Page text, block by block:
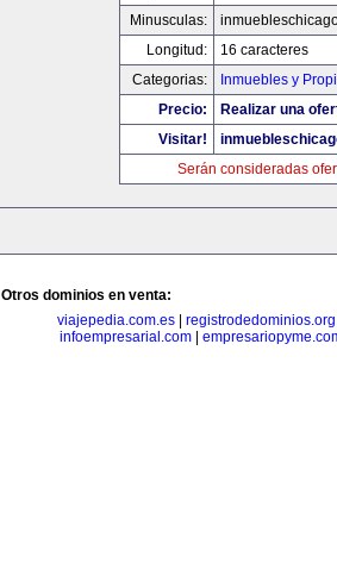
Minusculas:
Longitud:
16 caracteres
Categorias:
Inmuebles y
Precio:
Realizar una
Visitar!
Serán consideradas
Otros dominios en venta:
viajepedia.com.es| registrodedominios.org
infoempresarial.com|